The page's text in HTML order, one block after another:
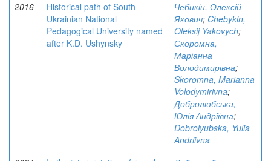
2016
Historical path of South-
Ukrainian National
Pedagogical University named
after K.D. Ushynsky
Чебикін, Олексій
Якович; Chebykin,
Oleksij Yakovych;
Скоромна,
Маріанна
Володимирівна;
Skoromna, Marianna
Volodymirivna;
Добролюбська,
Юлія Андріївна;
Dobrolyubska, Yulia
Andriivna